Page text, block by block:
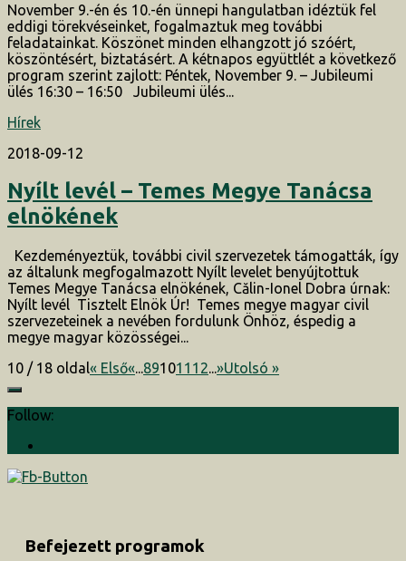
November 9.-én és 10.-én ünnepi hangulatban idéztük fel
eddigi törekvéseinket, fogalmaztuk meg további
feladatainkat. Köszönet minden elhangzott jó szóért,
köszöntésért, biztatásért. A kétnapos együttlét a következő
program szerint zajlott: Péntek, November 9. – Jubileumi
ülés 16:30 – 16:50 Jubileumi ülés...
Hírek
2018-09-12
Nyílt levél – Temes Megye Tanácsa
elnökének
Kezdeményeztük, további civil szervezetek támogatták, így
az általunk megfogalmazott Nyílt levelet benyújtottuk
Temes Megye Tanácsa elnökének, Călin-Ionel Dobra úrnak:
Nyílt levél Tisztelt Elnök Úr! Temes megye magyar civil
szervezeteinek a nevében fordulunk Önhöz, éspedig a
megye magyar közösségei...
10 / 18 oldal« Első«...891011 12...»Utolsó »
Follow:
Befejezett programok